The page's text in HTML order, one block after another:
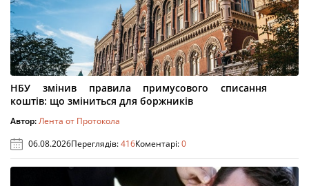
НБУ змінив правила примусового списання
коштів: що зміниться для боржників
Автор:Лента от Протокола
06.08.2026Переглядів:416Коментарі:0